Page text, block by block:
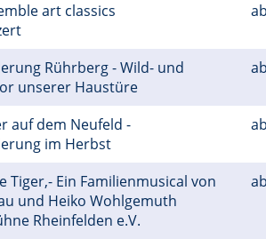
art classics
ab
Rührberg - Wild- und
unserer Haustüre
ab
auf dem Neufeld -
im Herbst
ab
Tiger,- Ein Familienmusical von
und Heiko Wohlgemuth
Rheinfelden e.V.
ab